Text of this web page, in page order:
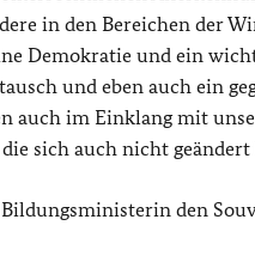
in den Bereichen der
Demokratie und ein
und eben auch ein
auch im Einklang mit
sich auch nicht geändert
den